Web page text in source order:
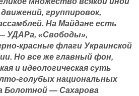
группировок,
На Майдане есть
УДАРа, «Свободы»,
красные флаги Украинской
Но все же главный фон,
и идеологическая суть
голубых национальных
Болотной — Сахарова